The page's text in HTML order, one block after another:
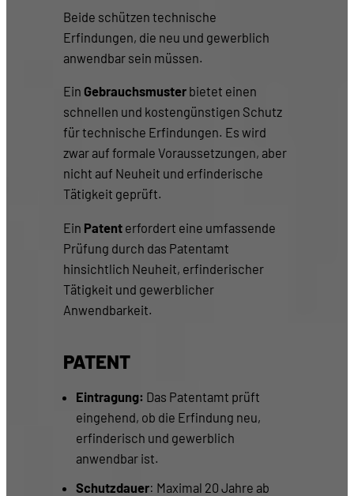
Beide schützen technische
Erfindungen, die neu und gewerblich
anwendbar sein müssen.
Ein Gebrauchsmuster bietet einen
schnellen und kostengünstigen Schutz
für technische Erfindungen. Es wird
zwar auf formale Voraussetzungen, aber
nicht auf Neuheit und erfinderische
Tätigkeit geprüft.
Ein Patent erfordert eine umfassende
Prüfung durch das Patentamt
hinsichtlich Neuheit, erfinderischer
Tätigkeit und gewerblicher
Anwendbarkeit.
PATENT
Eintragung: Das Patentamt prüft
eingehend, ob die Erfindung neu,
erfinderisch und gewerblich
anwendbar ist.
Schutzdauer: Maximal 20 Jahre ab